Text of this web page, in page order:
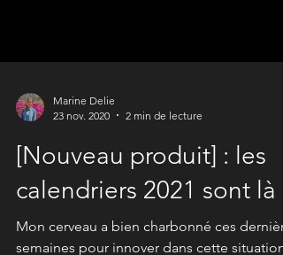
23 nov. 2020
2 min de lecture
[Nouveau produit] : les
calendriers 2021 sont là !